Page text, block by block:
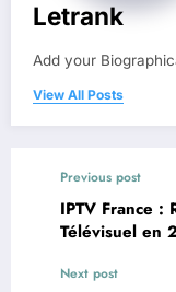
Letrank
Add your
View All Posts
Previous post
IPTV France :
Télévisuel en
Next post